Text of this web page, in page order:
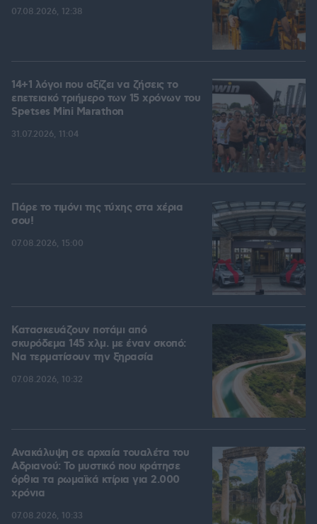
07.08.2026, 12:38
14+1 λόγοι που αξίζει να ζήσεις το
επετειακό τριήμερο των 15 χρόνων του
Spetses Mini Marathon
31.07.2026, 11:04
Πάρε το τιμόνι της τύχης στα χέρια
σου!
07.08.2026, 15:00
Κατασκευάζουν ποτάμι από
σκυρόδεμα 145 χλμ. με έναν σκοπό:
Να τερματίσουν την ξηρασία
07.08.2026, 10:32
Ανακάλυψη σε αρχαία τουαλέτα του
Αδριανού: Το μυστικό που κράτησε
όρθια τα ρωμαϊκά κτίρια για 2.000
χρόνια
07.08.2026, 10:33